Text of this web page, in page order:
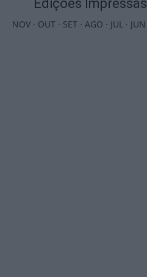
Edições Impressas
NOV· OUT· SET· AGO · JUL· JUN